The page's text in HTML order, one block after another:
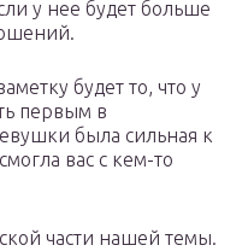
у нее будет больше
будет то, что у
первым в
была сильная к
вас с кем-то
части нашей темы.